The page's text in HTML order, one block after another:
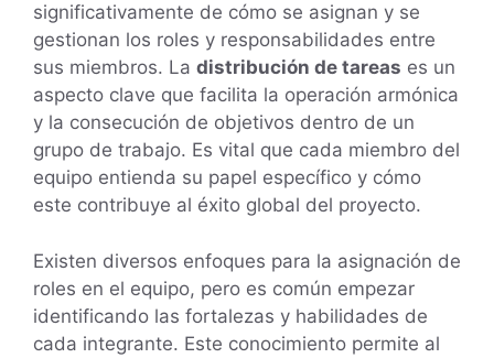
significativamente de cómo se asignan y se
gestionan los roles y responsabilidades entre
sus miembros. La distribución de tareas es un
aspecto clave que facilita la operación armónica
y la consecución de objetivos dentro de un
grupo de trabajo. Es vital que cada miembro del
equipo entienda su papel específico y cómo
este contribuye al éxito global del proyecto.
Existen diversos enfoques para la asignación de
roles en el equipo, pero es común empezar
identificando las fortalezas y habilidades de
cada integrante. Este conocimiento permite al